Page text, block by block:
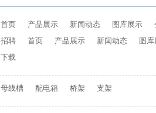
首页 产品展示 新闻动态 图库展示
招聘
首页 产品展示 新闻动态 图
下载
母线槽 配电箱 桥架 支架